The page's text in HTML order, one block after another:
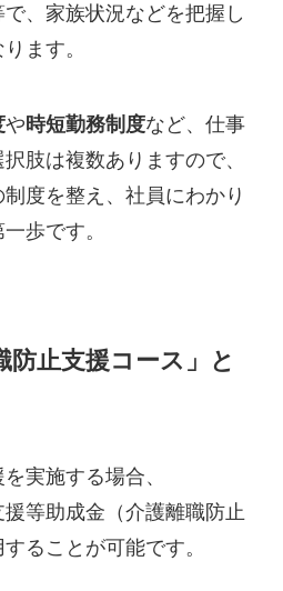
、家族状況などを把握し
ます。
や 時短勤務制度など、仕事
肢は複数ありますので、
度を整え、社員にわかり
歩です。
防止支援コース」と
実施する場合、
等助成金（介護離職防止
ることが可能です。